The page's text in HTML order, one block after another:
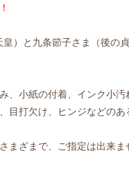
）と九条節子さま（後の
、小紙の付着、インク小汚
目打欠け、ヒンジなどの
ざまで、ご指定は出来ま